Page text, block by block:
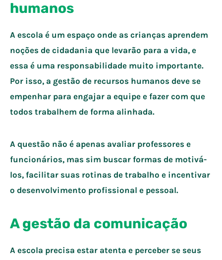
humanos
A escola é um espaço onde as crianças aprendem
noções de cidadania que levarão para a vida, e
essa é uma responsabilidade muito importante.
Por isso, a gestão de recursos humanos deve se
empenhar para engajar a equipe e fazer com que
todos trabalhem de forma alinhada.
A questão não é apenas avaliar professores e
funcionários, mas sim buscar formas de motivá-
los, facilitar suas rotinas de trabalho e incentivar
o desenvolvimento profissional e pessoal.
A gestão da comunicação
A escola precisa estar atenta e perceber se seus